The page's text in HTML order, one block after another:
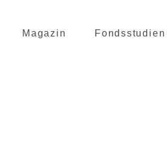
Magazin Fondsstudien